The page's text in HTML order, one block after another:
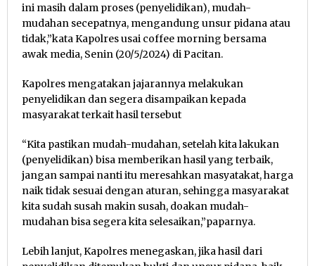
ini masih dalam proses (penyelidikan), mudah-
mudahan secepatnya, mengandung unsur pidana atau
tidak,”kata Kapolres usai coffee morning bersama
awak media, Senin (20/5/2024) di Pacitan.
Kapolres mengatakan jajarannya melakukan
penyelidikan dan segera disampaikan kepada
masyarakat terkait hasil tersebut
“Kita pastikan mudah-mudahan, setelah kita lakukan
(penyelidikan) bisa memberikan hasil yang terbaik,
jangan sampai nanti itu meresahkan masyatakat, harga
naik tidak sesuai dengan aturan, sehingga masyarakat
kita sudah susah makin susah, doakan mudah-
mudahan bisa segera kita selesaikan,”paparnya.
Lebih lanjut, Kapolres menegaskan, jika hasil dari